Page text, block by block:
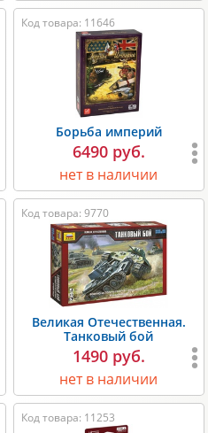
Код товара: 11646
Борьба империй
6490 руб.
нет в наличии
Код товара: 9770
Великая Отечественная.
Танковый бой
1490 руб.
нет в наличии
Код товара: 11253